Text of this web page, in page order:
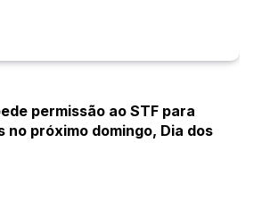
permissão ao STF para
no próximo domingo, Dia dos